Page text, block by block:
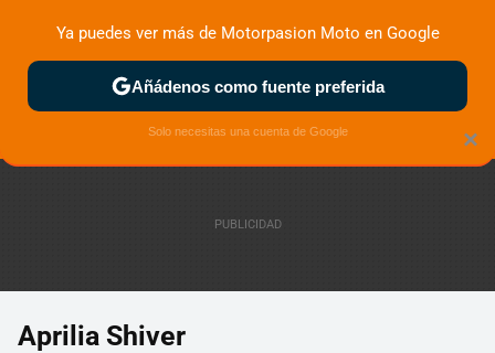
ZONA DE PRUEBAS DEPORTIVAS MOTOS ELÉCTRICAS
Aprilia Shiver
×
Ya puedes ver más de Motorpasion Moto en Google
Añádenos como fuente preferida
Solo necesitas una cuenta de Google